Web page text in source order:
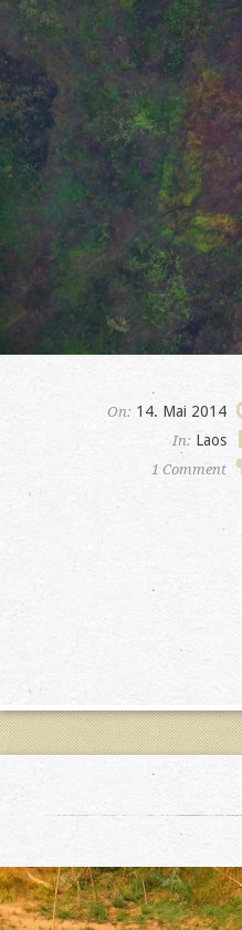
On: 14. Mai 2014
In: Laos
1 Comment